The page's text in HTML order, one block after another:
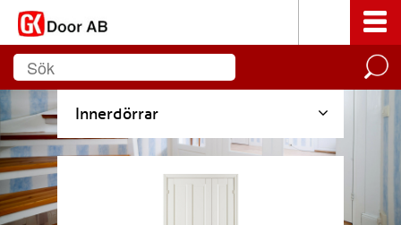
Innerdörrar